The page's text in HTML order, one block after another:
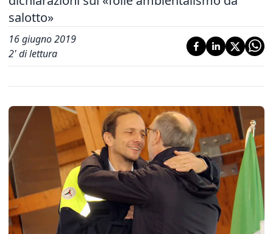
salotto»
16 giugno 2019
2' di lettura